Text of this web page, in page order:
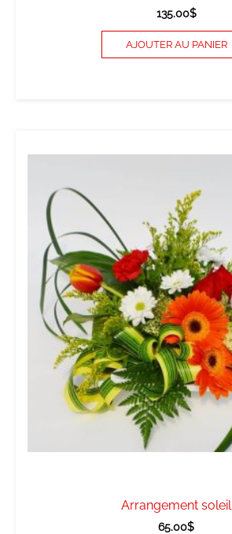
135.00$
AJOUTER AU PANIER
Arrangement soleil
65.00$